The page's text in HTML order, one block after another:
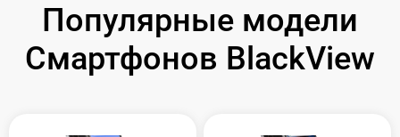
Популярные модели
Смартфонов BlackView